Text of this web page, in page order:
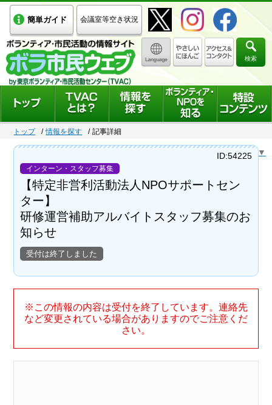
簡単ガイド 会議室等空き状況
検索
トップ 情報を探す 記事詳細
Select Language ▼
インターン・スタッフ募集
【特定非営利活動法人NPOサポートセン
ター】
研修運営補助アルバイトスタッフ募集のお
知らせ
受付は終了しました
ID:54225
※この情報の内容は受付を終了しています。連絡先
など変更されている場合がありますのでご注意くだ
さい。